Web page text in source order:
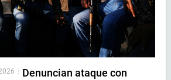
Denuncian ataque con